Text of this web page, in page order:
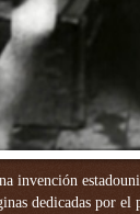
invención
dedicadas por el